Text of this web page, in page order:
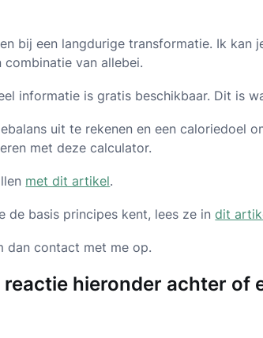
bij een langdurige transformatie. Ik kan
van allebei.
informatie is gratis beschikbaar. Dit is
uit te rekenen en een caloriedoel
met deze calculator.
met dit artikel.
de basis principes kent, lees ze indit
dan contact met me op.
hieronder achter of